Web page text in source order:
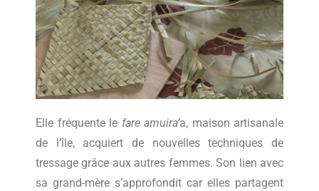
Elle fréquente le fare amuira’a, maison artisanale
de l’île, acquiert de nouvelles techniques de
tressage grâce aux autres femmes. Son lien avec
sa grand-mère s’approfondit car elles partagent